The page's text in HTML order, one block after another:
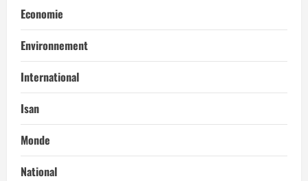
Economie
Environnement
International
Isan
Monde
National